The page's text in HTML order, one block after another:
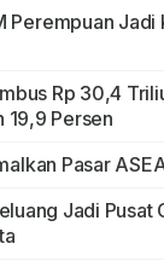
Perempuan Jadi
Rp 30,4
19,9 Persen
Pasar
Jadi Pusat